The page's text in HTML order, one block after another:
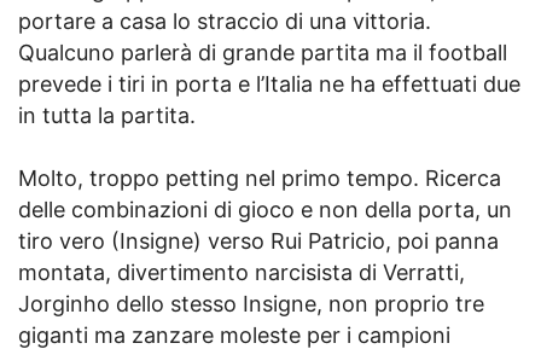
portare a casa lo straccio di una vittoria.
Qualcuno parlerà di grande partita ma il football
prevede i tiri in porta e l’Italia ne ha effettuati due
in tutta la partita.
Molto, troppo petting nel primo tempo. Ricerca
delle combinazioni di gioco e non della porta, un
tiro vero (Insigne) verso Rui Patricio, poi panna
montata, divertimento narcisista di Verratti,
Jorginho dello stesso Insigne, non proprio tre
giganti ma zanzare moleste per i campioni